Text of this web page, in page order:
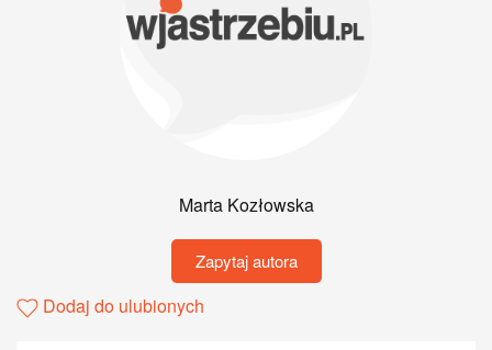
Marta Kozłowska
Zapytaj autora
Dodaj do ulubionych